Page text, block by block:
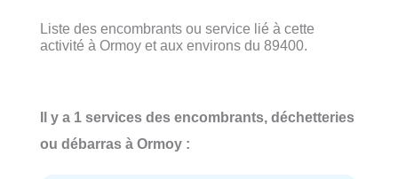
Liste des encombrants ou service lié à cette
activité à Ormoy et aux environs du 89400.
Il y a 1 services des encombrants, déchetteries
ou débarras à Ormoy :